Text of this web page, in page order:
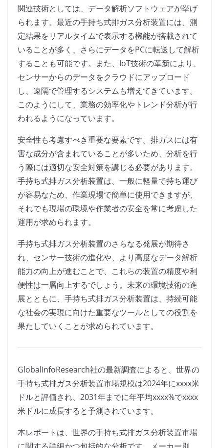
関連技術としては、データ解析ソフトウェアが挙げ
られます。最近の手持ち式排ガス分析装置には、測
定結果をリアルタイムで表示する機能が搭載されて
いることが多く、さらにデータをPCに転送して解析
することも可能です。また、IoT技術の革新により、
センサーからのデータをクラウドにアップロード
し、遠隔で管理するシステムも増えてきています。
このようにして、業務の効率化やトレンド分析が行
われるようになっています。
安全性も考慮すべき重要な要素です。排ガスには有
害な成分が含まれていることが多いため、分析を行
う際には適切な安全対策を講じる必要があります。
手持ち式排ガス分析装置は、一般に軽量で持ち運び
が容易なため、作業現場で簡単に使用できますが、
それでも現場の環境や作業者の安全を常に考慮した
運用が求められます。
手持ち式排ガス分析装置のさらなる発展が期待さ
れ、センサー技術の進化や、より高度なデータ解析
能力の向上が進むことで、これらの装置の精度や利
便性は一層向上するでしょう。未来の環境技術の進
展とともに、手持ち式排ガス分析装置は、持続可能
な社会の実現に向けた重要なツールとしての役割を
果たしていくことが求められています。
GlobalInfoResearch社の最新調査によると、世界の
手持ち式排ガス分析装置市場規模は2024年にxxxx米
ドルと評価され、2031年までに年平均xxxx%でxxxx
米ドルに成長すると予測されています。
本レポートは、世界の手持ち式排ガス分析装置市場